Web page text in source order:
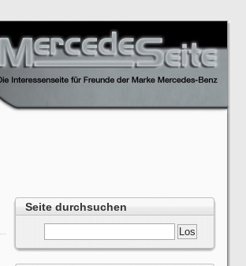
Seite durchsuchen